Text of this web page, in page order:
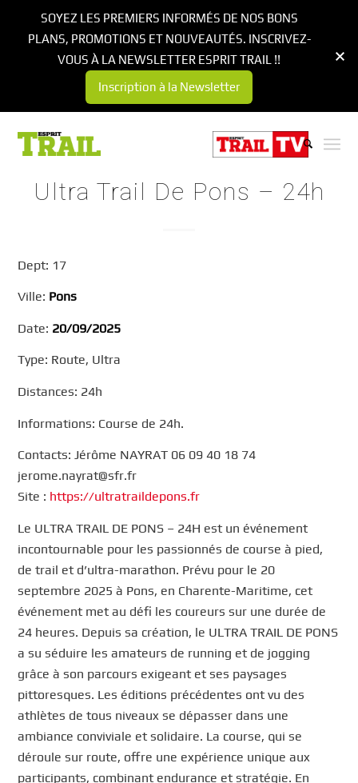
Ultra Trail De Pons – 24h
Dept: 17
Ville: Pons
Date: 20/09/2025
Type: Route, Ultra
Distances: 24h
Informations: Course de 24h.
Contacts: Jérôme NAYRAT 06 09 40 18 74
jerome.nayrat@sfr.fr
Site : https://ultratraildepons.fr
Le ULTRA TRAIL DE PONS – 24H est un événement
incontournable pour les passionnés de course à pied,
de trail et d’ultra-marathon. Prévu pour le 20
septembre 2025 à Pons, en Charente-Maritime, cet
événement met au défi les coureurs sur une durée de
24 heures. Depuis sa création, le ULTRA TRAIL DE PONS
a su séduire les amateurs de running et de jogging
grâce à son parcours exigeant et ses paysages
pittoresques. Les éditions précédentes ont vu des
athlètes de tous niveaux se dépasser dans une
ambiance conviviale et solidaire. La course, qui se
déroule sur route, offre une expérience unique aux
participants, combinant endurance et stratégie. En
SOYEZ LES PREMIERS INFORMÉS DE NOS BONS
PLANS, PROMOTIONS ET NOUVEAUTÉS. INSCRIVEZ-
VOUS À LA NEWSLETTER ESPRIT TRAIL !!
Inscription à la Newsletter